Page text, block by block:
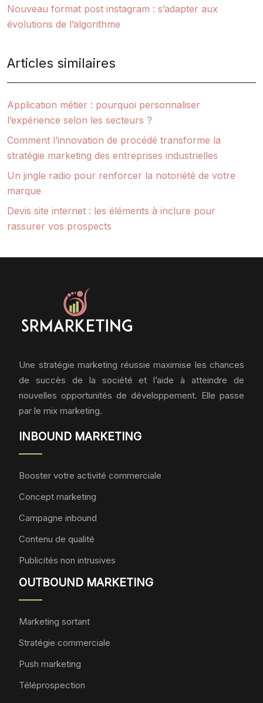
Nouveau format post instagram : s’adapter aux
évolutions de l’algorithme
Articles similaires
Application métier : pourquoi personnaliser
l’expérience selon les secteurs ?
Comment l’innovation de procédé transforme la
stratégie marketing des entreprises industrielles
Un jingle radio pour renforcer la notoriété de votre
marque
Devis site internet : les éléments à inclure pour
rassurer vos prospects
Une stratégie marketing réussie maximise les chances
de succès de la société et l’aide à atteindre de
nouvelles opportunités de développement. Elle passe
par le mix marketing.
INBOUND MARKETING
Booster votre activité commerciale
Concept marketing
Campagne inbound
Contenu de qualité
Publicités non intrusives
OUTBOUND MARKETING
Marketing sortant
Stratégie commerciale
Push marketing
Téléprospection